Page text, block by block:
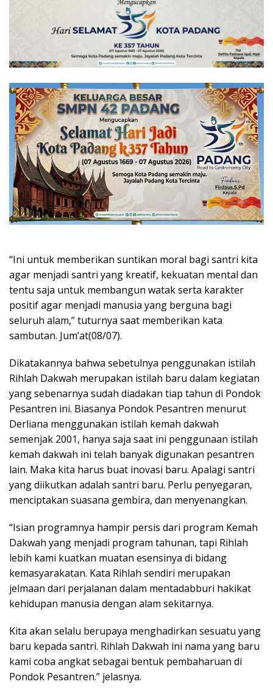
“Ini untuk memberikan suntikan moral bagi santri kita
agar menjadi santri yang kreatif, kekuatan mental dan
tentu saja untuk membangun watak serta karakter
positif agar menjadi manusia yang berguna bagi
seluruh alam,” tuturnya saat memberikan kata
sambutan. Jum’at(08/07).
Dikatakannya bahwa sebetulnya penggunakan istilah
Rihlah Dakwah merupakan istilah baru dalam kegiatan
yang sebenarnya sudah diadakan tiap tahun di Pondok
Pesantren ini. Biasanya Pondok Pesantren menurut
Derliana menggunakan istilah kemah dakwah
semenjak 2001, hanya saja saat ini penggunaan istilah
kemah dakwah ini telah banyak digunakan pesantren
lain. Maka kita harus buat inovasi baru. Apalagi santri
yang diikutkan adalah santri baru. Perlu penyegaran,
menciptakan suasana gembira, dan menyenangkan.
“Isian programnya hampir persis dari program Kemah
Dakwah yang menjadi program tahunan, tapi Rihlah
lebih kami kuatkan muatan esensinya di bidang
kemasyarakatan. Kata Rihlah sendiri merupakan
jelmaan dari perjalanan dalam mentadabburi hakikat
kehidupan manusia dengan alam sekitarnya.
Kita akan selalu berupaya menghadirkan sesuatu yang
baru kepada santri. Rihlah Dakwah ini nama yang baru
kami coba angkat sebagai bentuk pembaharuan di
Pondok Pesantren.” jelasnya.